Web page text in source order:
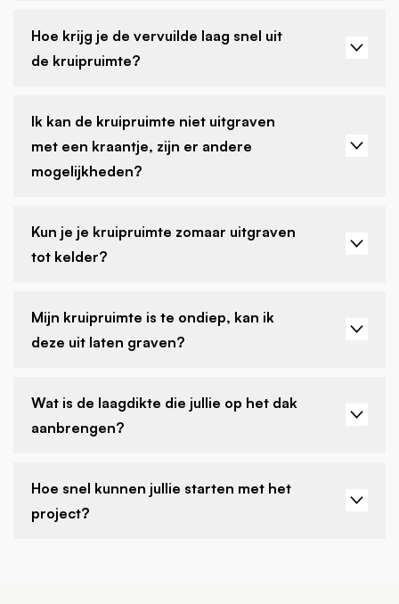
Hoe krijg je de vervuilde laag snel uit
de kruipruimte?
Ik kan de kruipruimte niet uitgraven
met een kraantje, zijn er andere
mogelijkheden?
Kun je je kruipruimte zomaar uitgraven
tot kelder?
Mijn kruipruimte is te ondiep, kan ik
deze uit laten graven?
Wat is de laagdikte die jullie op het dak
aanbrengen?
Hoe snel kunnen jullie starten met het
project?